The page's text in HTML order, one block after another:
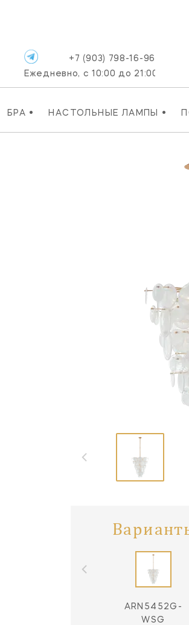
БРА • НАСТОЛЬНЫЕ ЛАМПЫ •
+7 (903) 798-16-96
Ежедневно, с 10:00 до 21:00
ARN5452G-
WSG